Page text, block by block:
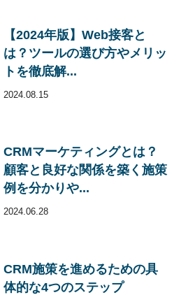
【2024年版】Web接客と
は？ツールの選び方やメリッ
トを徹底解...
2024.08.15
CRMマーケティングとは？
顧客と良好な関係を築く施策
例を分かりや...
2024.06.28
CRM施策を進めるための具
体的な4つのステップ